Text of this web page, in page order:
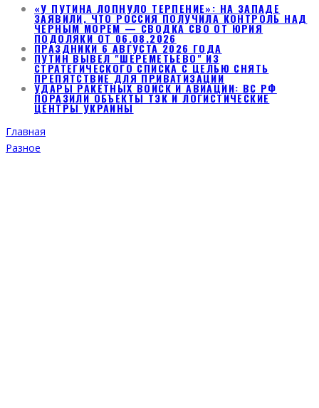
«У ПУТИНА ЛОПНУЛО ТЕРПЕНИЕ»: НА ЗАПАДЕ
ЗАЯВИЛИ, ЧТО РОССИЯ ПОЛУЧИЛА КОНТРОЛЬ НАД
ЧЕРНЫМ МОРЕМ — СВОДКА СВО ОТ ЮРИЯ
ПОДОЛЯКИ ОТ 06.08.2026
ПРАЗДНИКИ 6 АВГУСТА 2026 ГОДА
ПУТИН ВЫВЕЛ "ШЕРЕМЕТЬЕВО" ИЗ
СТРАТЕГИЧЕСКОГО СПИСКА С ЦЕЛЬЮ СНЯТЬ
ПРЕПЯТСТВИЕ ДЛЯ ПРИВАТИЗАЦИИ
УДАРЫ РАКЕТНЫХ ВОЙСК И АВИАЦИИ: ВС РФ
ПОРАЗИЛИ ОБЪЕКТЫ ТЭК И ЛОГИСТИЧЕСКИЕ
ЦЕНТРЫ УКРАИНЫ
Главная
Разное